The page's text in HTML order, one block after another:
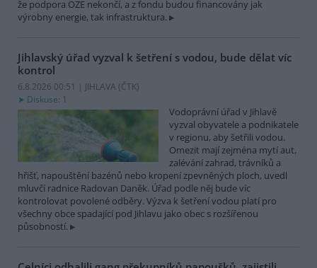
že podpora OZE nekončí, a z fondu budou financovány jak
výrobny energie, tak infrastruktura.
Jihlavský úřad vyzval k šetření s vodou, bude dělat víc
kontrol
6.8.2026 00:51 | JIHLAVA (ČTK)
Diskuse: 1
Vodoprávní úřad v Jihlavě
vyzval obyvatele a podnikatele
v regionu, aby šetřili vodou.
Omezit mají zejména mytí aut,
zalévání zahrad, trávníků a
hřišť, napouštění bazénů nebo kropení zpevněných ploch, uvedl
mluvčí radnice Radovan Daněk. Úřad podle něj bude víc
kontrolovat povolené odběry. Výzva k šetření vodou platí pro
všechny obce spadající pod Jihlavu jako obec s rozšířenou
působností.